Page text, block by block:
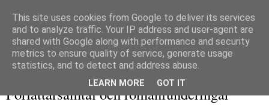
Författarsamtal och romanfunderingar
This site uses cookies from Google to deliver its services
and to analyze traffic. Your IP address and user-agent are
shared with Google along with performance and security
metrics to ensure quality of service, generate usage
statistics, and to detect and address abuse.
LEARN MORE GOT IT